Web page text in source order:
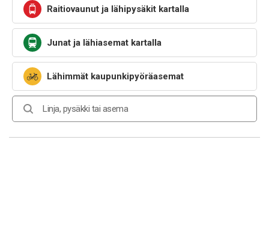
Raitiovaunut ja lähipysäkit kartalla
Junat ja lähiasemat kartalla
Lähimmät kaupunkipyöräasemat